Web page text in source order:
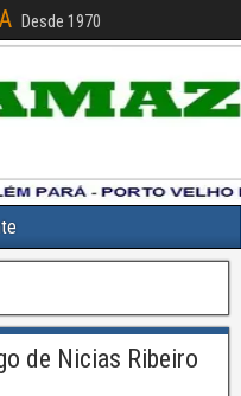
Desde 1970
de Nicias Ribeiro